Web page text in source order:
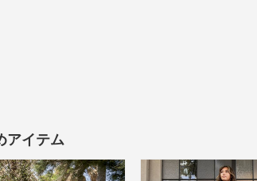
アイテム